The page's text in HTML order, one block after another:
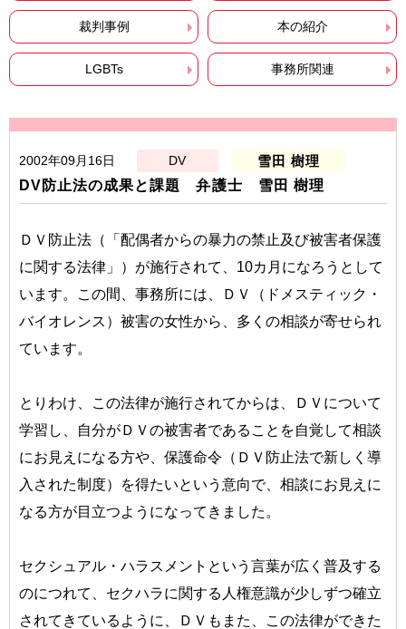
裁判事例 本の紹介
LGBTs 事務所関連
2002年09月16日 DV
雪田 樹理
DV防止法の成果と課題 弁護士 雪田 樹理
ＤＶ防止法（「配偶者からの暴力の禁止及び被害者保護
に関する法律」）が施行されて、10カ月になろうとして
います。この間、事務所には、ＤＶ（ドメスティック・
バイオレンス）被害の女性から、多くの相談が寄せられ
ています。
とりわけ、この法律が施行されてからは、ＤＶについて
学習し、自分がＤＶの被害者であることを自覚して相談
にお見えになる方や、保護命令（ＤＶ防止法で新しく導
入された制度）を得たいという意向で、相談にお見えに
なる方が目立つようになってきました。
セクシュアル・ハラスメントという言葉が広く普及する
のにつれて、セクハラに関する人権意識が少しずつ確立
されてきているように、ＤＶもまた、この法律ができた